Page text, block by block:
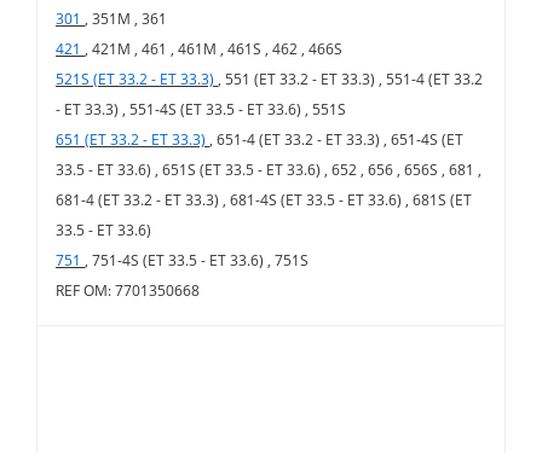
301 , 351M , 361
421 , 421M , 461 , 461M , 461S , 462 , 466S
521S (ET 33.2 - ET 33.3) , 551 (ET 33.2 - ET 33.3) , 551-4 (ET 33.2
- ET 33.3) , 551-4S (ET 33.5 - ET 33.6) , 551S
651 (ET 33.2 - ET 33.3) , 651-4 (ET 33.2 - ET 33.3) , 651-4S (ET
33.5 - ET 33.6) , 651S (ET 33.5 - ET 33.6) , 652 , 656 , 656S , 681 ,
681-4 (ET 33.2 - ET 33.3) , 681-4S (ET 33.5 - ET 33.6) , 681S (ET
33.5 - ET 33.6)
751 , 751-4S (ET 33.5 - ET 33.6) , 751S
REF OM: 7701350668